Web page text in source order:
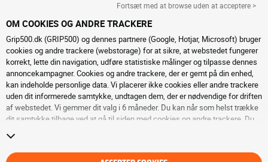
Fortsæt med at browse uden at acceptere >
OM COOKIES OG ANDRE TRACKERE
Grip500.dk (GRIP500) og dennes partnere (Google, Hotjar, Microsoft) bruger
cookies og andre trackere (webstorage) for at sikre, at webstedet fungerer
korrekt, lette din navigation, udføre statistiske målinger og tilpasse dennes
annoncekampagner. Cookies og andre trackere, der er gemt på din enhed,
kan indeholde personlige data. Vi placerer ikke cookies eller andre trackere
uden dit informerede samtykke, undtagen dem, der er nødvendige for driften
af ​​webstedet. Vi gemmer dit valg i 6 måneder. Du kan når som helst trække
dit samtykke tilbage ved at gå til siden med cookies og andre trackere . Du
cookies eller andre trackere. Afvisning forhindrer ikke adgang til tjenesterne
GRIP500. For mere information, inviterer vi dig til at konsulteresiden om